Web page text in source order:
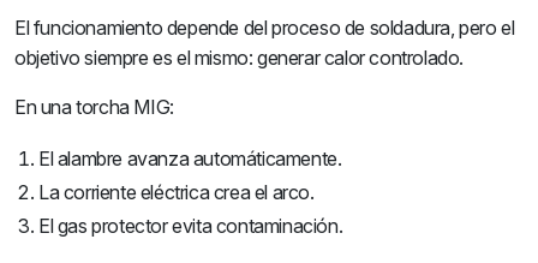
El funcionamiento depende del proceso de soldadura, pero el
objetivo siempre es el mismo: generar calor controlado.
En una torcha MIG:
El alambre avanza automáticamente.
La corriente eléctrica crea el arco.
El gas protector evita contaminación.